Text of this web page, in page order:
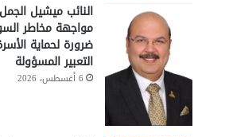
النائب ميشيل
مواجهة مخاطر
ضرورة لحماية
التعبير المسؤولة
6 أغسطس، 2026